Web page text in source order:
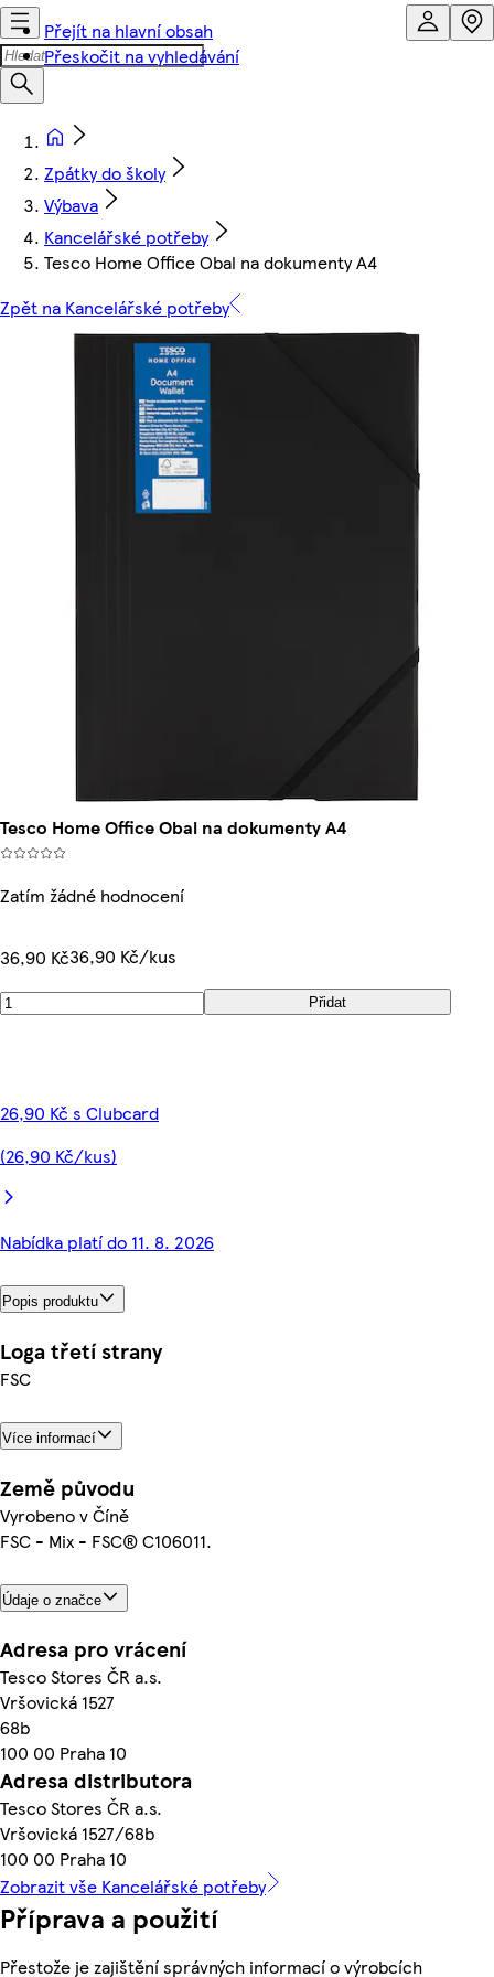
Přejít na hlavní obsah
Přeskočit na vyhledávání
Zpátky do školy
Výbava
Kancelářské potřeby
Tesco Home Office Obal na dokumenty A4
Zpět na Kancelářské potřeby
Tesco Home Office Obal na dokumenty A4
Zatím žádné hodnocení
36,90 Kč36,90 Kč/kus
Přidat
26,90 Kč s Clubcard
(26,90 Kč/kus)
Nabídka platí do 11. 8. 2026
Popis produktu
Loga třetí strany
FSC
Více informací
Země původu
Vyrobeno v Číně
FSC - Mix - FSC® C106011.
Údaje o značce
Adresa pro vrácení
Tesco Stores ČR a.s.
Vršovická 1527
68b
100 00 Praha 10
Adresa distributora
Tesco Stores ČR a.s.
Vršovická 1527/68b
100 00 Praha 10
Zobrazit vše Kancelářské potřeby
Příprava a použití
Přestože je zajištění správných informací o výrobcích